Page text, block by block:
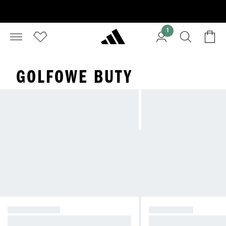
1
GOLFOWE BUTY